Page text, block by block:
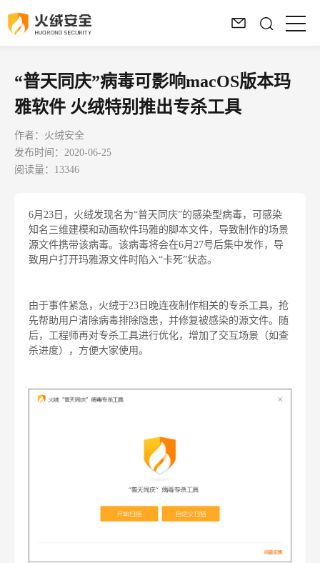
“普天同庆”病毒可影响macOS版本玛
雅软件 火绒特别推出专杀工具
作者：火绒安全
发布时间：2020-06-25
阅读量：13346
6月23日，火绒发现名为“普天同庆”的感染型病毒，可感染
知名三维建模和动画软件玛雅的脚本文件，导致制作的场景
源文件携带该病毒。该病毒将会在6月27号后集中发作，导
致用户打开玛雅源文件时陷入“卡死”状态。
由于事件紧急，火绒于23日晚连夜制作相关的专杀工具，抢
先帮助用户清除病毒排除隐患，并修复被感染的源文件。随
后，工程师再对专杀工具进行优化，增加了交互场景（如查
杀进度），方便大家使用。